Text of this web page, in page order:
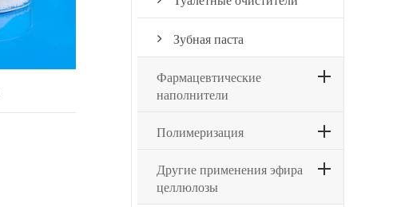
Зубная паста
Фармацевтические
наполнители
Полимеризация
Другие применения эфира
целлюлозы